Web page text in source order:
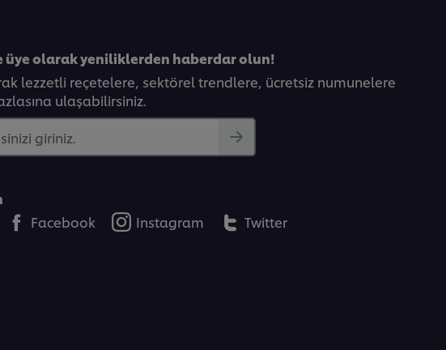
üye olarak yeniliklerden haberdar olun!
lezzetli reçetelere, sektörel trendlere, ücretsiz numunelere
ulaşabilirsiniz.
giriniz.
Facebook Instagram Twitter